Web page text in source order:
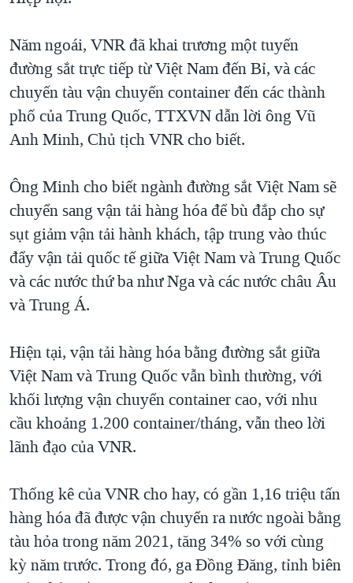
Năm ngoái, VNR đã khai trương một tuyến
đường sắt trực tiếp từ Việt Nam đến Bỉ, và các
chuyến tàu vận chuyển container đến các thành
phố của Trung Quốc, TTXVN dẫn lời ông Vũ
Anh Minh, Chủ tịch VNR cho biết.
Ông Minh cho biết ngành đường sắt Việt Nam sẽ
chuyển sang vận tải hàng hóa để bù đắp cho sự
sụt giảm vận tải hành khách, tập trung vào thúc
đẩy vận tải quốc tế giữa Việt Nam và Trung Quốc
và các nước thứ ba như Nga và các nước châu Âu
và Trung Á.
Hiện tại, vận tải hàng hóa bằng đường sắt giữa
Việt Nam và Trung Quốc vẫn bình thường, với
khối lượng vận chuyển container cao, với nhu
cầu khoảng 1.200 container/tháng, vẫn theo lời
lãnh đạo của VNR.
Thống kê của VNR cho hay, có gần 1,16 triệu tấn
hàng hóa đã được vận chuyển ra nước ngoài bằng
tàu hỏa trong năm 2021, tăng 34% so với cùng
kỳ năm trước. Trong đó, ga Đồng Đăng, tỉnh biên